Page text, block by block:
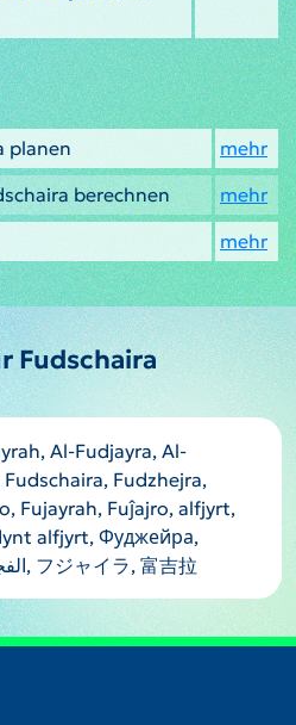
planen
mehr
berechnen
mehr
mehr
Fudschaira
Al-Fudjayra, Al-
Fudzhejra,
Fujayrah, Fuĵajro, alfjyrt,
alfjyrt, Фуджейра,
الفجيرة, فجيرة, مدينة الفجيرة, フジャイラ, 富吉拉